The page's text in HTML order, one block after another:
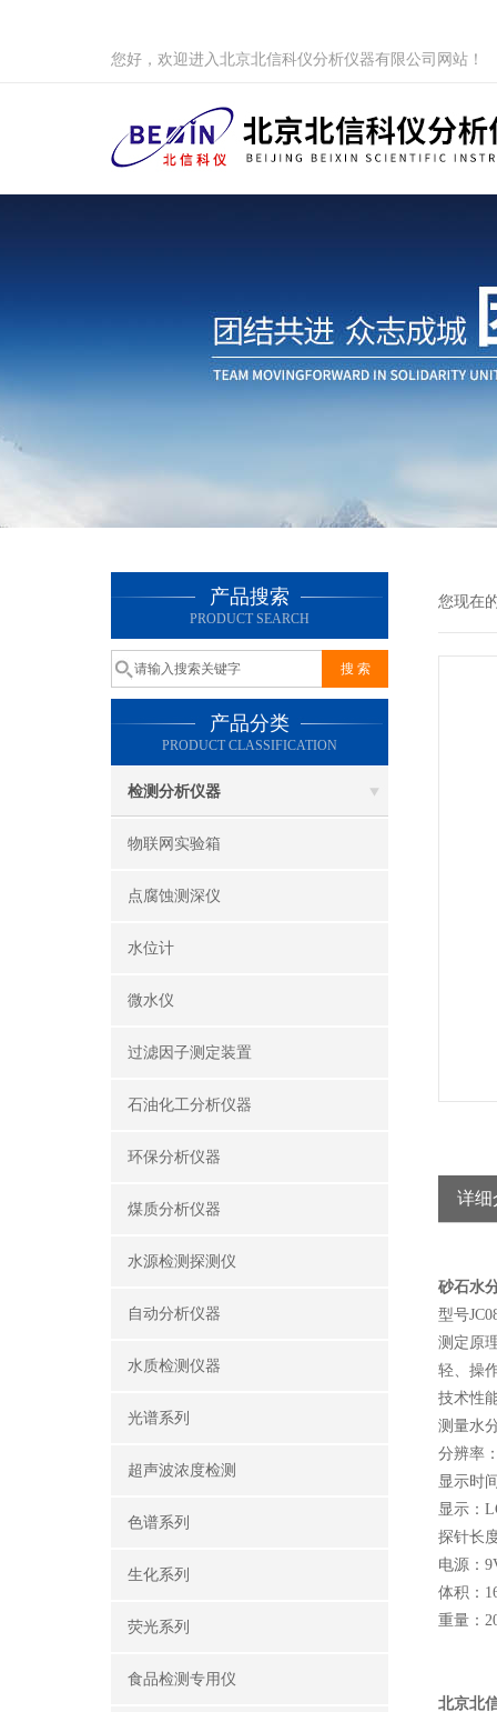
您好，欢迎进入北京北信科仪分析仪器有限公司网站！
产品搜索
PRODUCT SEARCH
产品分类
PRODUCT CLASSIFICATION
检测分析仪器
物联网实验箱
点腐蚀测深仪
水位计
微水仪
过滤因子测定装置
石油化工分析仪器
环保分析仪器
煤质分析仪器
水源检测探测仪
自动分析仪器
水质检测仪器
光谱系列
超声波浓度检测
色谱系列
生化系列
荧光系列
食品检测专用仪
您现在
详细
砂石水
型号
测定原
轻、操
技术性
测量水
分辨率
显示时
显示：
探针长
电源：
体积：
重量：
北京北